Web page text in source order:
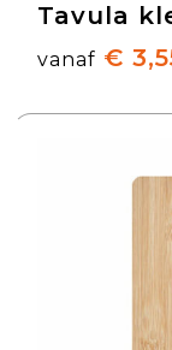
Tavula
vanaf €